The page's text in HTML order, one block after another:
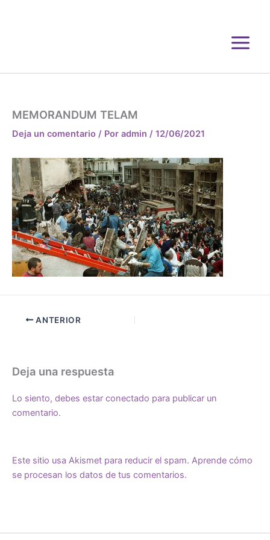
MEMORANDUM TELAM
Deja un comentario / Por admin / 12/06/2021
ANTERIOR
Deja una respuesta
Lo siento, debes estar conectado para publicar un
comentario.
Este sitio usa Akismet para reducir el spam. Aprende cómo
se procesan los datos de tus comentarios.